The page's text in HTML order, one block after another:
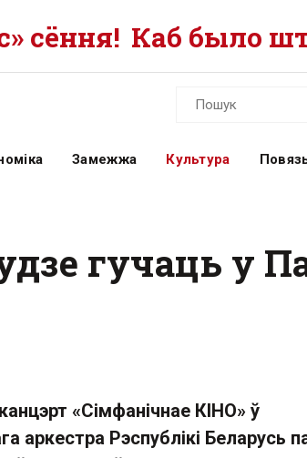
сёння! Каб было
Замежжа Культура
гучаць у
«Сімфанічнае КІНО» ў
аркестра Рэспублікі Беларусь